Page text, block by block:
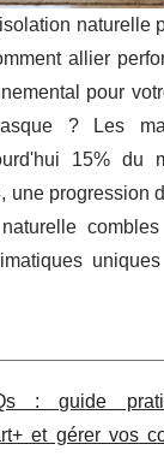
naturelle
allier
pour
? Les
15% du
une progression
: guide
et gérer vos